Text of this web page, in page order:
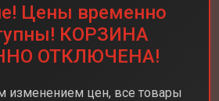
Цены временно
КОРЗИНА
ОТКЛЮЧЕНА!
изменением цен, все товары